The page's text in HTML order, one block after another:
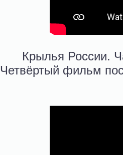
Крылья России.
Четвёртый фильм